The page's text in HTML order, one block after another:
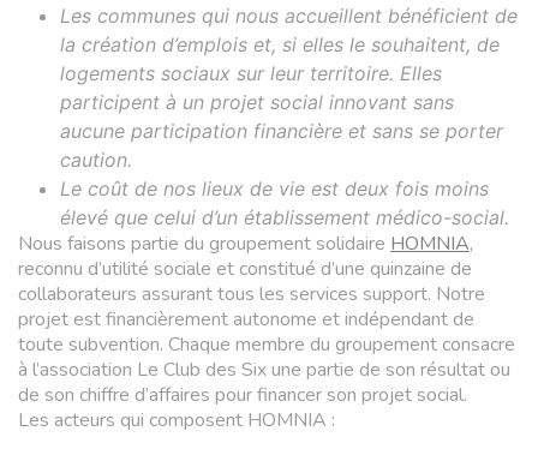
Les communes qui nous accueillent bénéficient de
la création d’emplois et, si elles le souhaitent, de
logements sociaux sur leur territoire. Elles
participent à un projet social innovant sans
aucune participation financière et sans se porter
caution.
Le coût de nos lieux de vie est deux fois moins
élevé que celui d’un établissement médico-social.
Nous faisons partie du groupement solidaire HOMNIA,
reconnu d’utilité sociale et constitué d’une quinzaine de
collaborateurs assurant tous les services support. Notre
projet est financièrement autonome et indépendant de
toute subvention. Chaque membre du groupement consacre
à l’association Le Club des Six une partie de son résultat ou
de son chiffre d’affaires pour financer son projet social.
Les acteurs qui composent HOMNIA :